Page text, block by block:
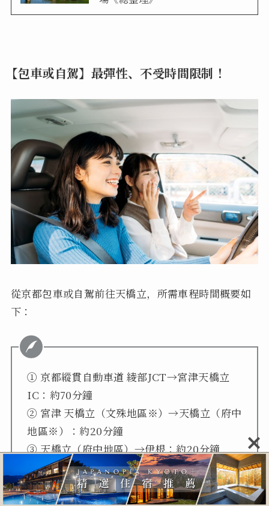
【包車或自駕】最彈性、不受時間限制！
從京都包車或自駕前往天橋立，所需車程時間概要如
下：
① 京都縱貫自動車道 綾部JCT→宮津天橋立
IC：約70分鐘
② 宮津 天橋立（文殊地區※）→天橋立（府中
地區※）：約20分鐘
③ 天橋立（府中地區）→伊根：約20分鐘
※「文殊地區」：指天橋立車站一側。智恩寺
和天橋立View Land的所在地
※「府中地區」：指天橋立對岸。傘松公園和